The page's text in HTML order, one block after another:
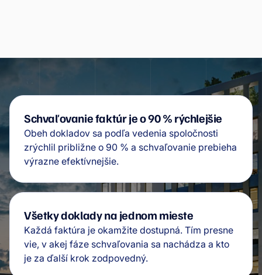
Schvaľovanie faktúr je o 90 % rýchlejšie
Obeh dokladov sa podľa vedenia spoločnosti
zrýchlil približne o 90 % a schvaľovanie prebieha
výrazne efektívnejšie.
Všetky doklady na jednom mieste
Každá faktúra je okamžite dostupná. Tím presne
vie, v akej fáze schvaľovania sa nachádza a kto
je za ďalší krok zodpovedný.